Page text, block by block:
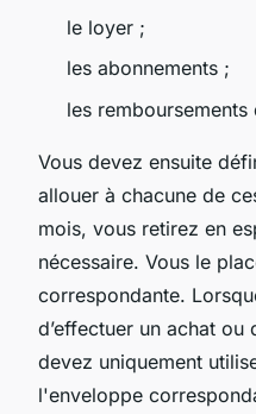
le loyer ;
les abonnements ;
les remboursements
Vous devez ensuite
allouer à chacune de
mois, vous retirez en
nécessaire. Vous le
correspondante.
d’effectuer un achat
devez uniquement
l'enveloppe